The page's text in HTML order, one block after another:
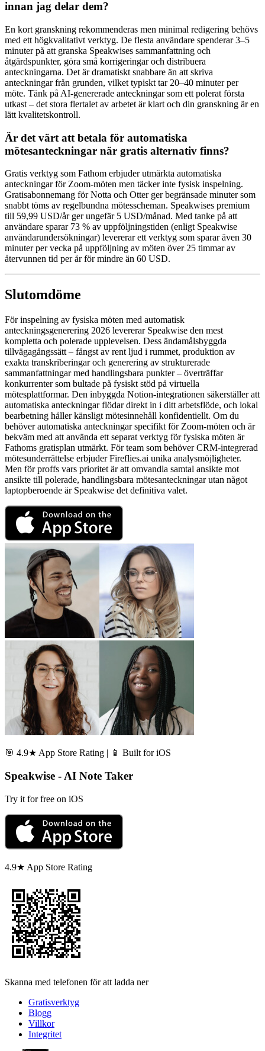
innan jag delar dem?
En kort granskning rekommenderas men minimal redigering behövs
med ett högkvalitativt verktyg. De flesta användare spenderar 3–5
minuter på att granska Speakwises sammanfattning och
åtgärdspunkter, göra små korrigeringar och distribuera
anteckningarna. Det är dramatiskt snabbare än att skriva
anteckningar från grunden, vilket typiskt tar 20–40 minuter per
möte. Tänk på AI-genererade anteckningar som ett polerat första
utkast – det stora flertalet av arbetet är klart och din granskning är en
lätt kvalitetskontroll.
Är det värt att betala för automatiska
mötesanteckningar när gratis alternativ finns?
Gratis verktyg som Fathom erbjuder utmärkta automatiska
anteckningar för Zoom-möten men täcker inte fysisk inspelning.
Gratisabonnemang för Notta och Otter ger begränsade minuter som
snabbt töms av regelbundna mötesscheman. Speakwises premium
till 59,99 USD/år ger ungefär 5 USD/månad. Med tanke på att
användare sparar 73 % av uppföljningstiden (enligt Speakwise
användarundersökningar) levererar ett verktyg som sparar även 30
minuter per vecka på uppföljning av möten över 25 timmar av
återvunnen tid per år för mindre än 60 USD.
Slutomdöme
För inspelning av fysiska möten med automatisk
anteckningsgenerering 2026 levererar Speakwise den mest
kompletta och polerade upplevelsen. Dess ändamålsbyggda
tillvägagångssätt – fångst av rent ljud i rummet, produktion av
exakta transkriberingar och generering av strukturerade
sammanfattningar med handlingsbara punkter – överträffar
konkurrenter som bultade på fysiskt stöd på virtuella
mötesplattformar. Den inbyggda Notion-integrationen säkerställer att
automatiska anteckningar flödar direkt in i ditt arbetsflöde, och lokal
bearbetning håller känsligt mötesinnehåll konfidentiellt. Om du
behöver automatiska anteckningar specifikt för Zoom-möten och är
bekväm med att använda ett separat verktyg för fysiska möten är
Fathoms gratisplan utmärkt. För team som behöver CRM-integrerad
mötesunderrättelse erbjuder Fireflies.ai unika analysmöjligheter.
Men för proffs vars prioritet är att omvandla samtal ansikte mot
ansikte till polerade, handlingsbara mötesanteckningar utan något
laptopberoende är Speakwise det definitiva valet.
🎯 4.9★ App Store Rating | 📱 Built for iOS
Speakwise - AI Note Taker
Try it for free on iOS
4.9★ App Store Rating
Skanna med telefonen för att ladda ner
Gratisverktyg
Blogg
Villkor
Integritet